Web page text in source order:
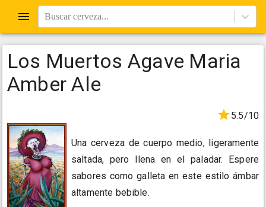
Buscar cerveza...
Los Muertos Agave Maria
Amber Ale
5.5/10
Una cerveza de cuerpo medio, ligeramente
saltada, pero llena en el paladar. Espere
sabores como galleta en este estilo ámbar
altamente bebible.